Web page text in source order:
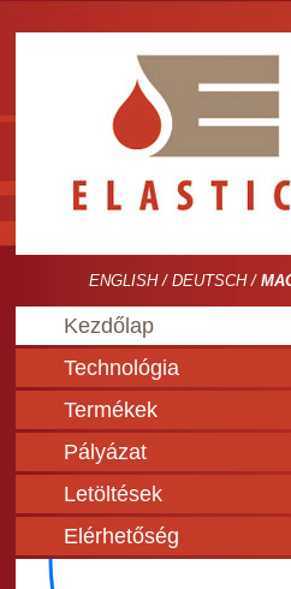
ENGLISH/ DEUTSCH/
Kezdőlap
Technológia
Termékek
Pályázat
Letöltések
Elérhetőség